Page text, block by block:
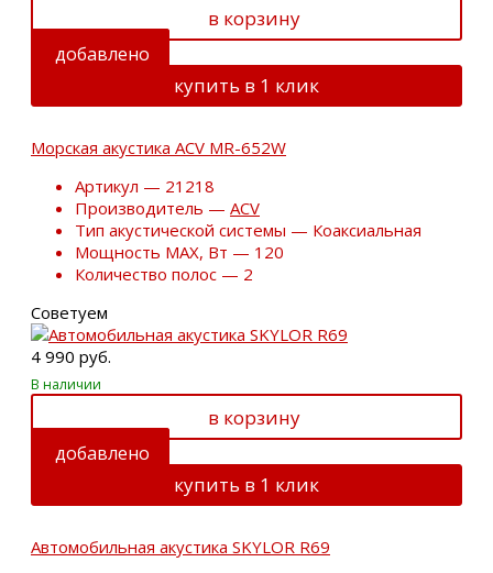
в корзину
добавлено
купить в 1 клик
Морская акустика ACV MR-652W
Артикул — 21218
Производитель — ACV
Тип акустической системы — Коаксиальная
Мощность MAX, Вт — 120
Количество полос — 2
Советуем
4 990 руб.
В наличии
в корзину
добавлено
купить в 1 клик
Автомобильная акустика SKYLOR R69